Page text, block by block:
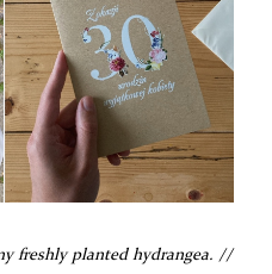
freshly planted hydrangea. //